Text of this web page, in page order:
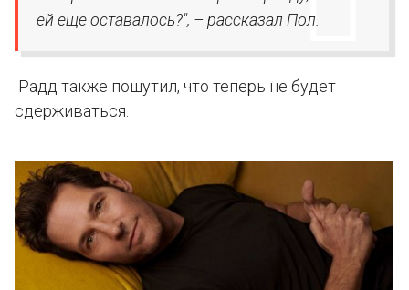
ей еще оставалось?", – рассказал Пол.
Радд также пошутил, что теперь не будет
сдерживаться.